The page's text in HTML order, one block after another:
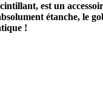
est un
étanche, le
!